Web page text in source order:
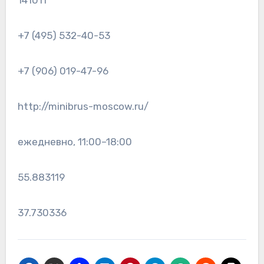
+7 (495) 532-40-53
+7 (906) 019-47-96
http://minibrus-moscow.ru/
ежедневно, 11:00–18:00
55.883119
37.730336